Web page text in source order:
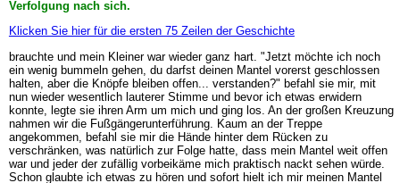
Verfolgung nach sich.
Klicken Sie hier für die ersten 75 Zeilen der Geschichte
brauchte und mein Kleiner war wieder ganz hart. "Jetzt möchte ich noch
ein wenig bummeln gehen, du darfst deinen Mantel vorerst geschlossen
halten, aber die Knöpfe bleiben offen... verstanden?" befahl sie mir, mit
nun wieder wesentlich lauterer Stimme und bevor ich etwas erwidern
konnte, legte sie ihren Arm um mich und ging los. An der großen Kreuzung
nahmen wir die Fußgängerunterführung. Kaum an der Treppe
angekommen, befahl sie mir die Hände hinter dem Rücken zu
verschränken, was natürlich zur Folge hatte, dass mein Mantel weit offen
war und jeder der zufällig vorbeikäme mich praktisch nackt sehen würde.
Schon glaubte ich etwas zu hören und sofort hielt ich mir meinen Mantel